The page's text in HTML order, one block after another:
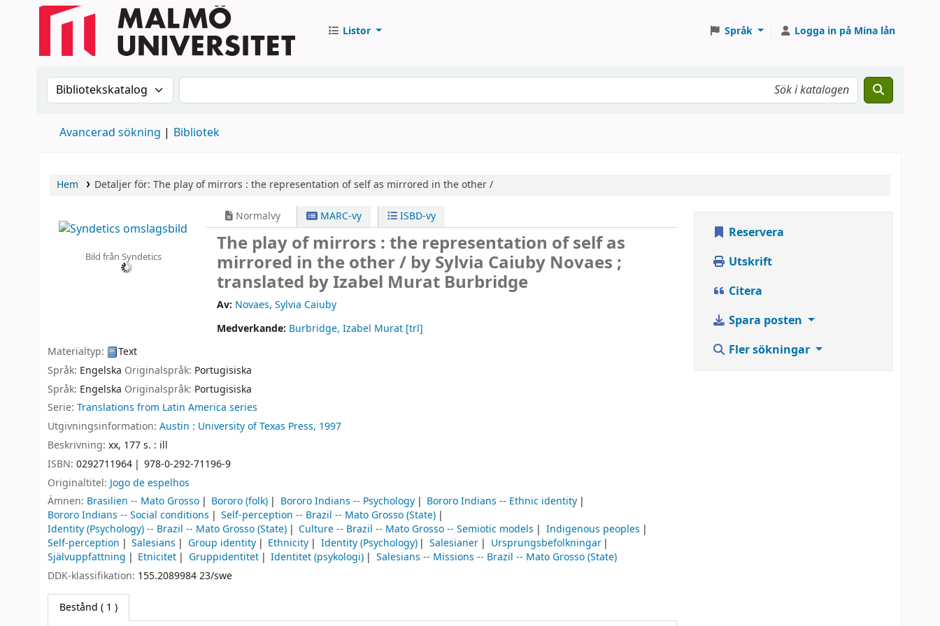
Listor Språk Logga in på Mina lån
Sök i katalogen efter:Sök i katalogen
Avancerad sökning Bibliotek
Hem Detaljer för: The play of mirrors : the representation of self as mirrored in the other /
Bild från Syndetics
Normalvy MARC-vy ISBD-vy
The play of mirrors : the representation of self as
mirrored in the other / by Sylvia Caiuby Novaes ;
translated by Izabel Murat Burbridge
Av: Novaes, Sylvia Caiuby
Medverkande: Burbridge, Izabel Murat [trl]
Materialtyp:
Text
Språk: Engelska Originalspråk: Portugisiska
Språk: Engelska Originalspråk: Portugisiska
Serie: Translations from Latin America series
Utgivningsinformation: Austin : University of Texas Press, 1997
Beskrivning: xx, 177 s. : ill
ISBN: 0292711964
978-0-292-71196-9
Originaltitel: Jogo de espelhos
Ämnen: Brasilien -- Mato Grosso Bororo (folk) Bororo Indians -- Psychology
Bororo Indians -- Ethnic identity
Bororo Indians -- Social conditions
Self-perception -- Brazil -- Mato Grosso (State)
Identity (Psychology) -- Brazil -- Mato Grosso (State)
Culture -- Brazil -- Mato Grosso -- Semiotic models
Indigenous peoples
Self-perception
Salesians Group identity Ethnicity Identity (Psychology) Salesianer
Ursprungsbefolkningar
Självuppfattning
Etnicitet Gruppidentitet Identitet (psykologi)
Salesians -- Missions -- Brazil -- Mato Grosso (State)
DDK-klassifikation: 155.2089984 23/swe
Bestånd ( 1 )
Reservera
Utskrift
Citera
Spara posten
Fler sökningar